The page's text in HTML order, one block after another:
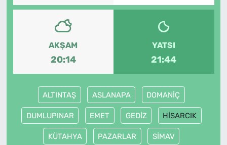
AKŞAM
20:14
YATSI
21:44
ALTINTAŞ ASLANAPA DOMANİÇ
DUMLUPINAR EMET GEDİZ HİSARCIK
KÜTAHYA PAZARLAR SİMAV